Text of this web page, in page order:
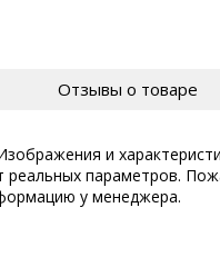
Отзывы о товаре
и
реальных параметров.
у менеджера.